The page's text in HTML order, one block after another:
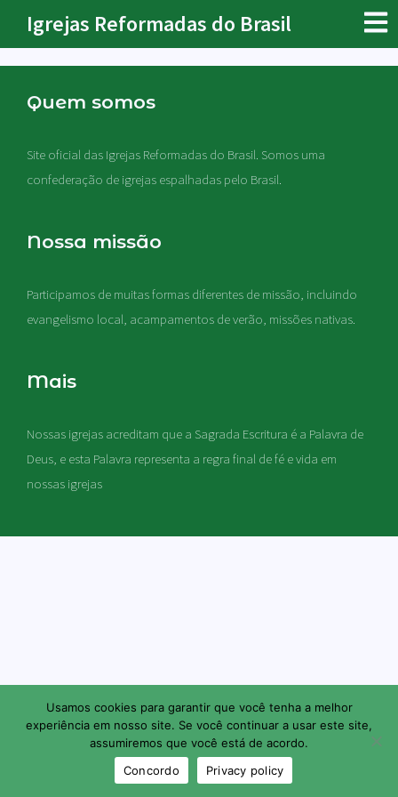
Igrejas Reformadas do Brasil
Quem somos
Site oficial das Igrejas Reformadas do Brasil. Somos uma
confederação de igrejas espalhadas pelo Brasil.
Nossa missão
Participamos de muitas formas diferentes de missão, incluindo
evangelismo local, acampamentos de verão, missões nativas.
Mais
Nossas igrejas acreditam que a Sagrada Escritura é a Palavra de
Deus, e esta Palavra representa a regra final de fé e vida em
nossas igrejas
Usamos cookies para garantir que você tenha a melhor
experiência em nosso site. Se você continuar a usar este site,
assumiremos que você está de acordo.
Concordo
Privacy policy